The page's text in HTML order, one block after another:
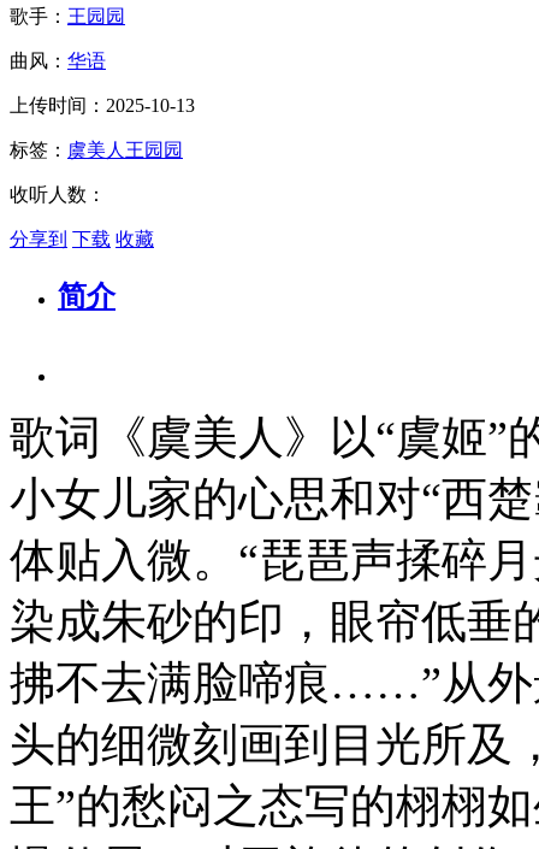
歌手： 王园园
曲风： 华语
上传时间：2025-10-13
标签： 虞美人 王园园
收听人数：
分享到 下载 收藏
简介
歌词《虞美人》以“虞姬”
小女儿家的心思和对“西
体贴入微。“琵琶声揉碎
染成朱砂的印，眼帘低垂
拂不去满脸啼痕……”从外
头的细微刻画到目光所及
王”的愁闷之态写的栩栩